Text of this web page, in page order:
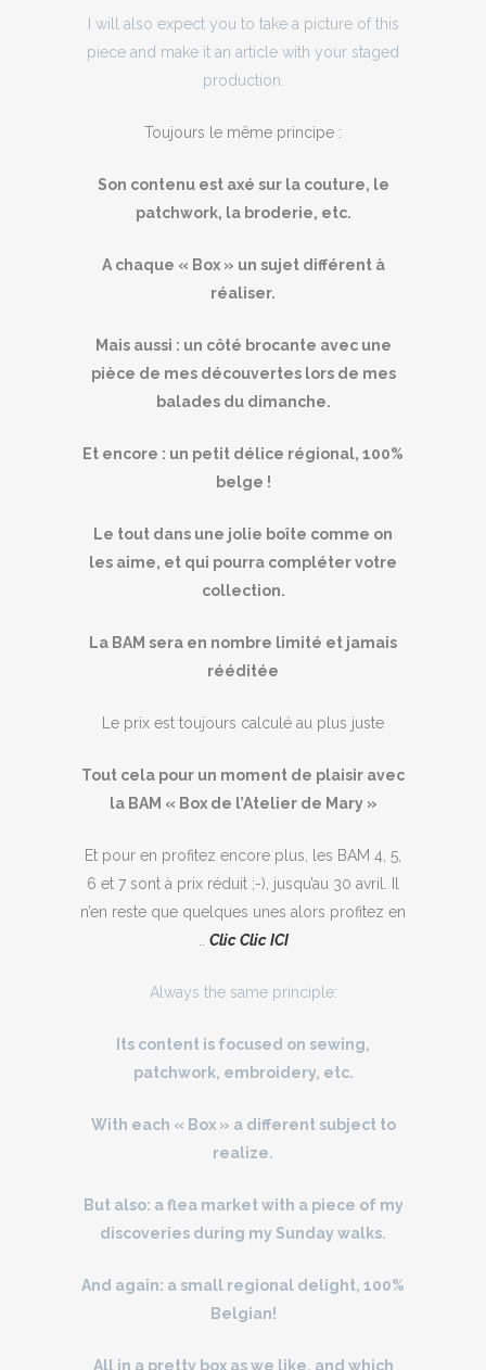
I will also expect you to take a picture of this
piece and make it an article with your staged
production.
Toujours le même principe :
Son contenu est axé sur la couture, le
patchwork, la broderie, etc.
A chaque « Box » un sujet différent à
réaliser.
Mais aussi : un côté brocante avec une
pièce de mes découvertes lors de mes
balades du dimanche.
Et encore : un petit délice régional, 100%
belge !
Le tout dans une jolie boîte comme on
les aime, et qui pourra compléter votre
collection.
La BAM sera en nombre limité et jamais
rééditée
Le prix est toujours calculé au plus juste
Tout cela pour un moment de plaisir avec
la BAM « Box de l’Atelier de Mary »
Et pour en profitez encore plus, les BAM 4, 5,
6 et 7 sont à prix réduit ;-), jusqu’au 30 avril. Il
n’en reste que quelques unes alors profitez en
Clic Clic ICI
Always the same principle:
Its content is focused on sewing,
patchwork, embroidery, etc.
With each « Box » a different subject to
realize.
But also: a flea market with a piece of my
discoveries during my Sunday walks.
And again: a small regional delight, 100%
Belgian!
All in a pretty box as we like, and which